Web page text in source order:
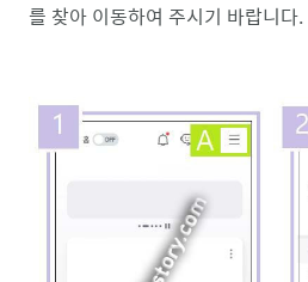
를 찾아 이동하여 주시기 바랍니다.